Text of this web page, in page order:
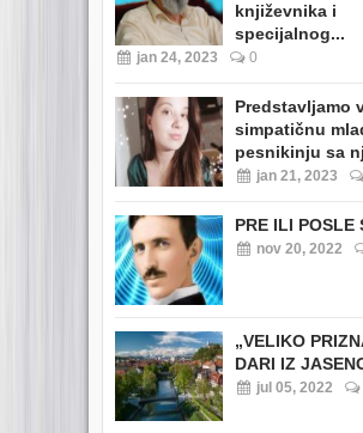
književnika i
specijalnog...
jan 24, 2023 0
Predstavljamo
simpatičnu
pesnikinju sa
jan 21, 2023
PRE ILI POSLE
nov 20, 2022
„VELIKO
DARI IZ
jul 05, 2022